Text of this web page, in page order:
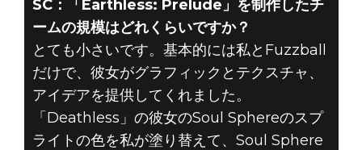
SC：「Earthless: Prelude」を制作したチ
ームの規模はどれくらいですか？
とても小さいです。基本的には私とFuzzball
だけで、彼女がグラフィックとテクスチャ、
アイデアを提供してくれました。
「Deathless」の彼女のSoul Sphereのスプ
ライトの色を私が塗り替えて、Soul Sphere